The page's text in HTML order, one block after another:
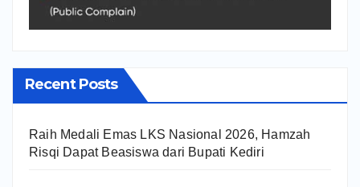
Recent Posts
Raih Medali Emas LKS Nasional 2026, Hamzah
Risqi Dapat Beasiswa dari Bupati Kediri